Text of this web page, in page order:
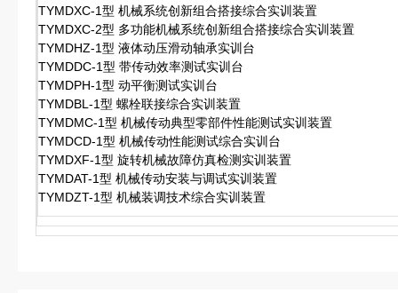
TYMDXC-1型 机械系统创新组合搭接综合实训装置
TYMDXC-2型 多功能机械系统创新组合搭接综合实训装置
TYMDHZ-1型 液体动压滑动轴承实训台
TYMDDC-1型 带传动效率测试实训台
TYMDPH-1型 动平衡测试实训台
TYMDBL-1型 螺栓联接综合实训装置
TYMDMC-1型 机械传动典型零部件性能测试实训装置
TYMDCD-1型 机械传动性能测试综合实训台
TYMDXF-1型 旋转机械故障仿真检测实训装置
TYMDAT-1型 机械传动安装与调试实训装置
TYMDZT-1型 机械装调技术综合实训装置